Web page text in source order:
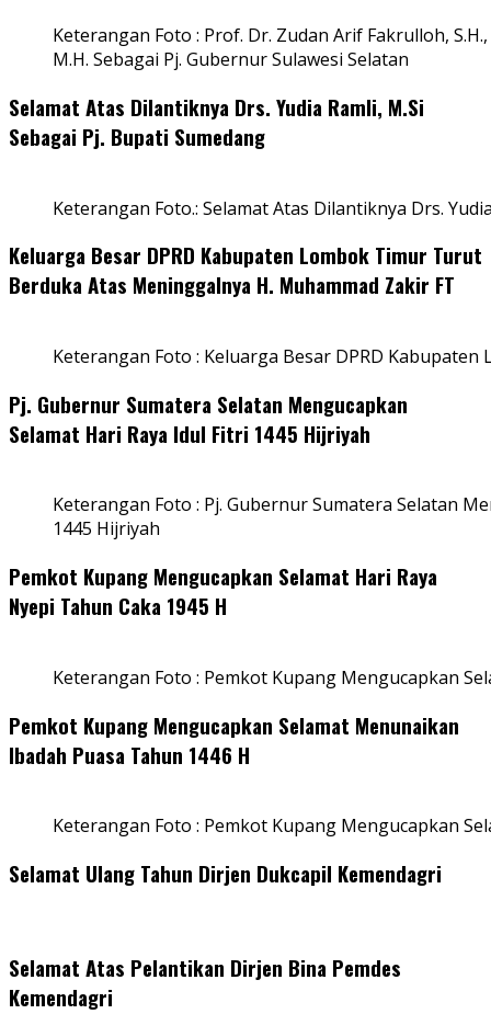
Keterangan Foto : Prof. Dr. Zudan Arif Fakrulloh, S.H.,
M.H. Sebagai Pj. Gubernur Sulawesi Selatan
Selamat Atas Dilantiknya Drs. Yudia Ramli, M.Si
Sebagai Pj. Bupati Sumedang
Keterangan Foto.: Selamat Atas Dilantiknya Drs.
Keluarga Besar DPRD Kabupaten Lombok Timur Turut
Berduka Atas Meninggalnya H. Muhammad Zakir FT
Keterangan Foto : Keluarga Besar DPRD
Pj. Gubernur Sumatera Selatan Mengucapkan
Selamat Hari Raya Idul Fitri 1445 Hijriyah
Keterangan Foto : Pj. Gubernur Sumatera Selatan
1445 Hijriyah
Pemkot Kupang Mengucapkan Selamat Hari Raya
Nyepi Tahun Caka 1945 H
Keterangan Foto : Pemkot Kupang Mengucapkan
Pemkot Kupang Mengucapkan Selamat Menunaikan
Ibadah Puasa Tahun 1446 H
Keterangan Foto : Pemkot Kupang Mengucapkan
Selamat Ulang Tahun Dirjen Dukcapil Kemendagri
Selamat Atas Pelantikan Dirjen Bina Pemdes
Kemendagri